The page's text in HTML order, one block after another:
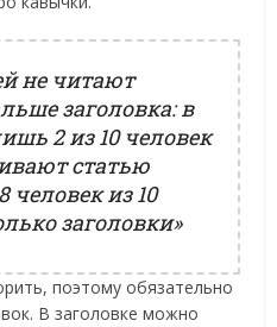
не читают
заголовка: в
2 из 10 человек
статью
человек из 10
заголовки»
поэтому обязательно
В заголовке можно